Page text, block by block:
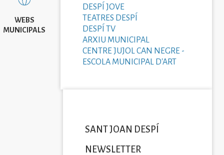
WEBS
MUNICIPALS
DESPÍ JOVE
TEATRES DESPÍ
DESPÍ TV
ARXIU MUNICIPAL
CENTRE JUJOL CAN NEGRE -
ESCOLA MUNICIPAL D'ART
SANT JOAN DESPÍ
NEWSLETTER